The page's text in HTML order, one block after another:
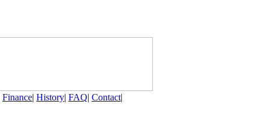
Finance| History| FAQ| Contact|